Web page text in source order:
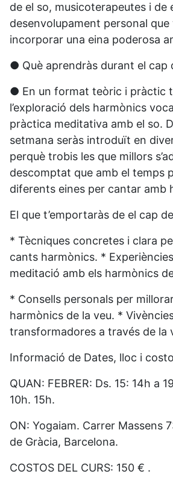
de el so, musicoterapeutes i de
desenvolupament personal que
incorporar una eina poderosa
● Què aprendràs durant el cap
● En un format teòric i pràctic
l’exploració dels harmònics
pràctica meditativa amb el so.
setmana seràs introduït en
perquè trobis les que millors
descomptat que amb el temps
diferents eines per cantar amb
El que t’emportaràs de el cap
* Tècniques concretes i clara
cants harmònics. *
meditació amb els harmònics
* Consells personals per
harmònics de la veu. *
transformadores a través de la
Informació de Dates, lloc i
QUAN: FEBRER: Ds. 15: 14h a
10h. 15h.
ON: Yogaiam. Carrer Massens
de Gràcia, Barcelona.
COSTOS DEL CURS: 150 € .